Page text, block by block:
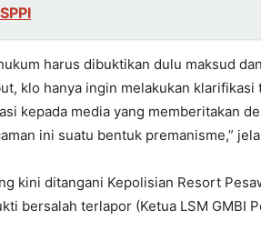
harus dibuktikan dulu maksud
klo hanya ingin melakukan
kepada media yang memberitakan
ini suatu bentuk premanisme,”
kini ditangani Kepolisian Resort
bersalah terlapor (Ketua LSM GMBI